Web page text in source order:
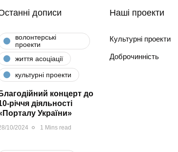
дописи
волонтерські
проекти
життя асоціації
культурні проекти
Благодійний концерт до
річчя діяльності
України»
10/2024 1 Mins read
Наші проекти
Культурні проекти
Доброчинність